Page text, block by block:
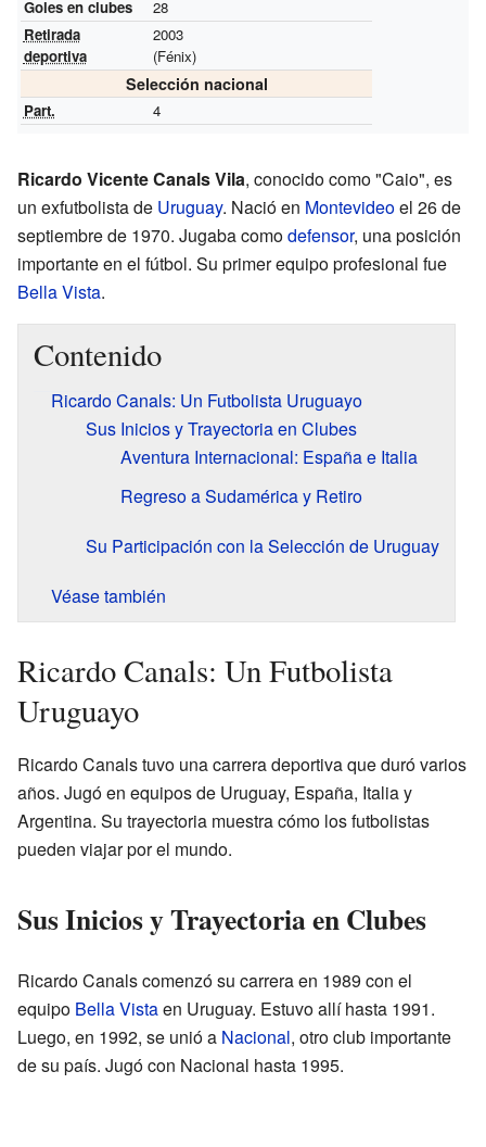
Goles en clubes
28
Retirada
deportiva
2003
(Fénix)
Selección nacional
Part. 4
Ricardo Vicente Canals Vila, conocido como "Caio", es
un exfutbolista de Uruguay. Nació en Montevideoel 26 de
septiembre de 1970. Jugaba comodefensor, una posición
importante en el fútbol. Su primer equipo profesional fue
Bella Vista.
Contenido
Ricardo Canals: Un Futbolista Uruguayo
Sus Inicios y Trayectoria en Clubes
Aventura Internacional: España e Italia
Regreso a Sudamérica y Retiro
Su Participación con la Selección de Uruguay
Véase también
Ricardo Canals: Un Futbolista
Uruguayo
Ricardo Canals tuvo una carrera deportiva que duró varios
años. Jugó en equipos de Uruguay, España, Italia y
Argentina. Su trayectoria muestra cómo los futbolistas
pueden viajar por el mundo.
Sus Inicios y Trayectoria en Clubes
Ricardo Canals comenzó su carrera en 1989 con el
equipo Bella Vistaen Uruguay. Estuvo allí hasta 1991.
Luego, en 1992, se unió a Nacional, otro club importante
de su país. Jugó con Nacional hasta 1995.